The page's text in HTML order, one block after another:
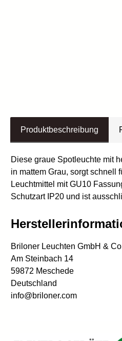
Produktbeschreibung
Diese graue Spotleuchte mit
in mattem Grau, sorgt schnell
Leuchtmittel mit GU10
Schutzart IP20 und ist
Briloner Leuchten GmbH &
Am Steinbach 14
59872 Meschede
Deutschland
info@briloner.com